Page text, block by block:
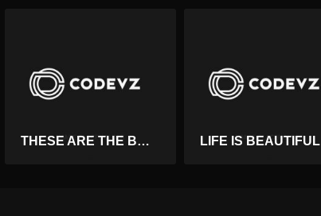
THESE ARE THE BEST DAYS LIFE IS BEAUTIFUL